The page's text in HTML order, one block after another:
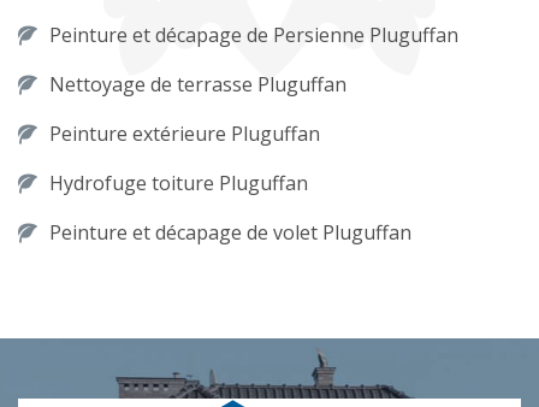
Peinture et décapage de Persienne Pluguffan
Nettoyage de terrasse Pluguffan
Peinture extérieure Pluguffan
Hydrofuge toiture Pluguffan
Peinture et décapage de volet Pluguffan